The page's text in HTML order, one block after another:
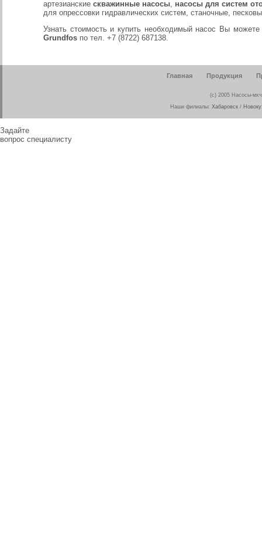
артезианские скважинные насосы насосы для систем
для опрессовки гидравлических систем, станочные,
Узнать стоимость и купить необходимый насос Вы
Grundfos по тел. +7 (8722) 687138.
Главная Продукция
(c) 2005 Насосы-
Наши филиалы: Хабаровск /
Задайте
вопрос специалисту